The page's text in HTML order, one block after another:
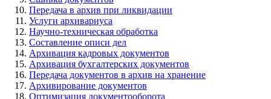
Передача в архив при ликвидации
Услуги архивариуса
Научно-техническая обработка
Составление описи дел
Архивация кадровых документов
Архивация бухгалтерских документов
Передача документов в архив на хранение
Архивирование документов
Оптимизация документооборота